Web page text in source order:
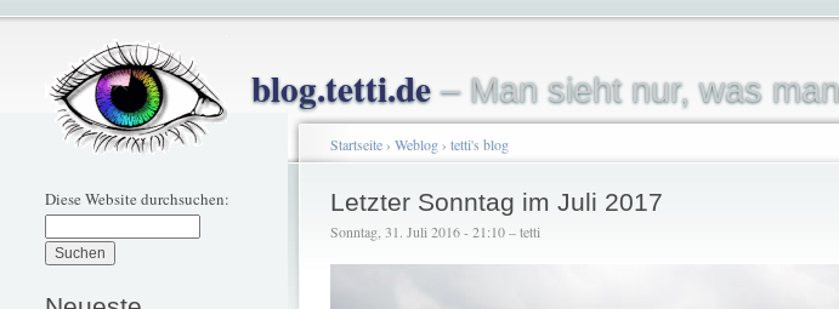
blog.tetti.de– Man sieht nur, was
Diese Website durchsuchen:
Startseite› Weblog› tetti's blog
Letzter Sonntag im Juli 2017
Sonntag, 31. Juli 2016 - 21:10 – tetti